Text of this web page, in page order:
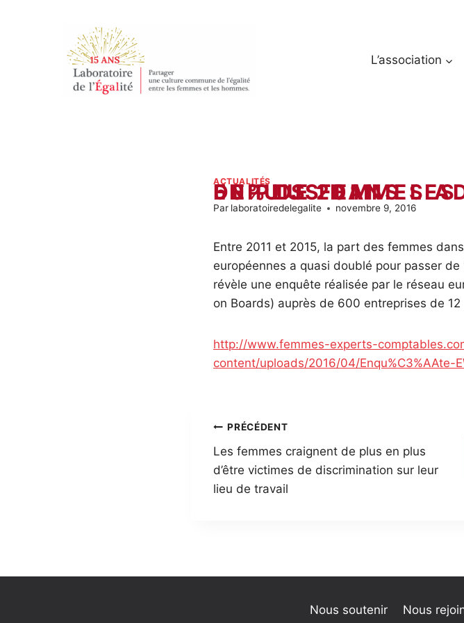
L’association
ACTUALITÉS
50% DE FEMMES ADMINISTRATEUR.E.S EN PLUS DANS LES C.A. EUROPÉENS DEPUIS 2011
Par laboratoiredelegalite novembre 9, 2016
Entre 2011 et 2015, la part des femmes
européennes a quasi doublé pour passer de
révèle une enquête réalisée par le réseau
on Boards) auprès de 600 entreprises de
http://www.femmes-experts-
content/uploads/2016/04/Enqu%C3%AAte-
Navigation
de
l’article
PRÉCÉDENT
Les femmes craignent de plus en plus
d’être victimes de discrimination sur leur
lieu de travail
Nous soutenir Nous